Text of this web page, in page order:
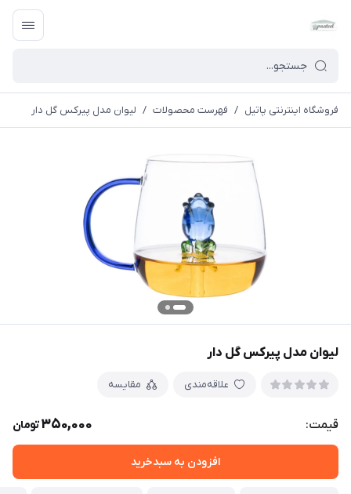
فروشگاه اینترنتی پاتیل / فهرست محصولات / لیوان مدل پیرکس گل دار
لیوان مدل پیرکس گل دار
علاقه‌مندی مقایسه
قیمت: 350,000تومان
افزودن به سبدخرید